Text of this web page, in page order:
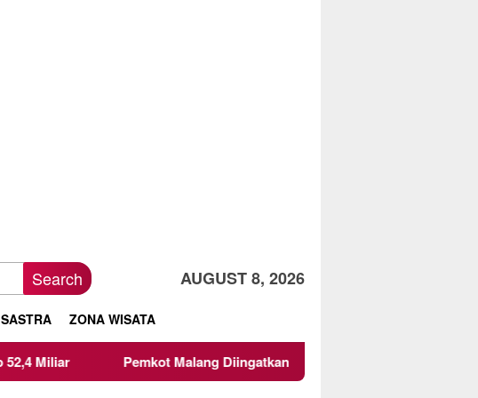
Search AUGUST 8, 2026
SASTRA ZONA WISATA
Pemkot Malang Diingatkan Jangan Paksakan Bangun Koperasi